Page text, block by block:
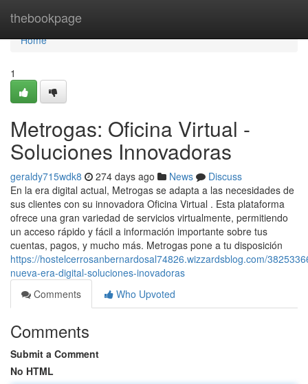
thebookpage
Home
Home
1
Metrogas: Oficina Virtual -
Soluciones Innovadoras
geraldy715wdk8 274 days ago News
Discuss
En la era digital actual, Metrogas se adapta a las necesidades de
sus clientes con su innovadora Oficina Virtual . Esta plataforma
ofrece una gran variedad de servicios virtualmente, permitiendo
un acceso rápido y fácil a información importante sobre tus
cuentas, pagos, y mucho más. Metrogas pone a tu disposición
https://hostelcerrosanbernardosal74826.wizzardsblog.com/
nueva-era-digital-soluciones-inovadoras
Comments
Who Upvoted
Comments
Submit a Comment
No HTML